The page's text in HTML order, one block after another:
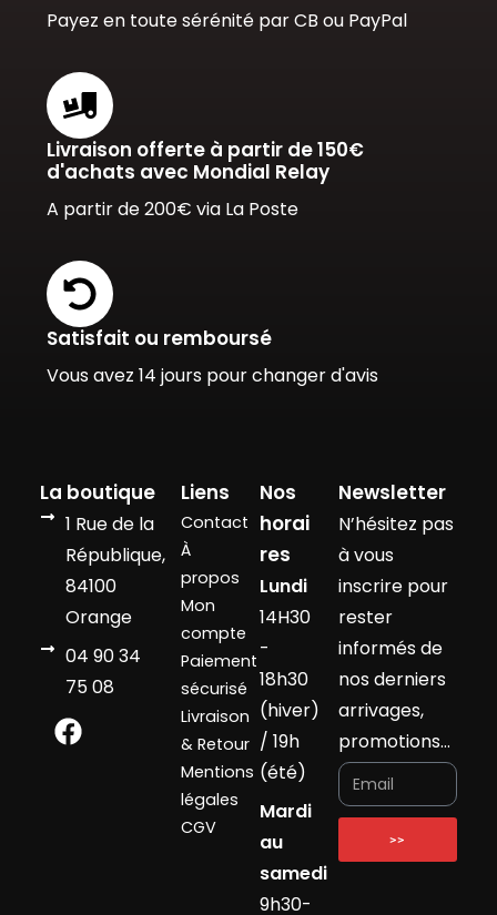
Payez en toute sérénité par CB ou PayPal
Livraison offerte à partir de 150€
d'achats avec Mondial Relay
A partir de 200€ via La Poste
Satisfait ou remboursé
Vous avez 14 jours pour changer d'avis
La boutique
1 Rue de la
République,
84100
Orange
04 90 34
75 08
Liens
Contact
À
propos
Mon
compte
Paiement
sécurisé
Livraison
& Retour
Mentions
légales
CGV
Nos
horai
res
Lundi
14H30
-
18h30
(hiver)
/ 19h
(été)
Mardi
au
samedi
9h30-
Newsletter
N’hésitez pas
à vous
inscrire pour
rester
informés de
nos derniers
arrivages,
promotions…
>>